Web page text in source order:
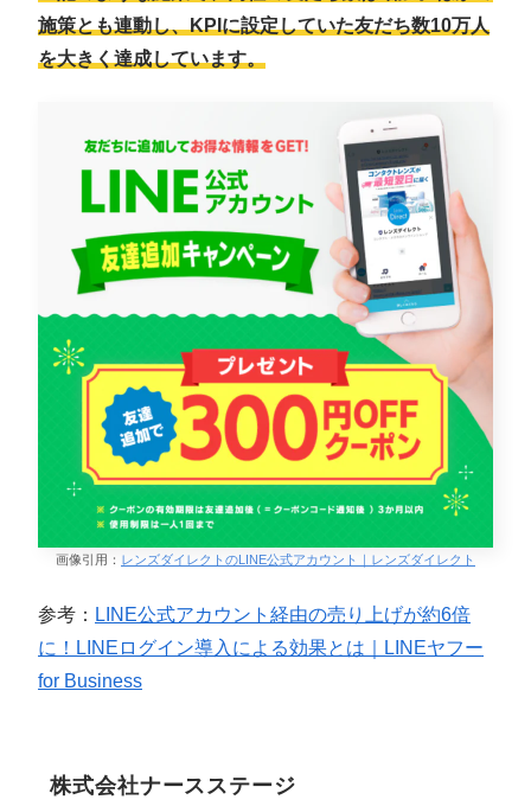
施策とも連動し、KPIに設定していた友だち数10万人
を大きく達成しています。
画像引用： レンズダイレクトのLINE公式アカウント｜レンズダイレクト
参考： LINE公式アカウント経由の売り上げが約6倍
に！LINEログイン導入による効果とは｜LINEヤフー
for Business
株式会社ナースステージ